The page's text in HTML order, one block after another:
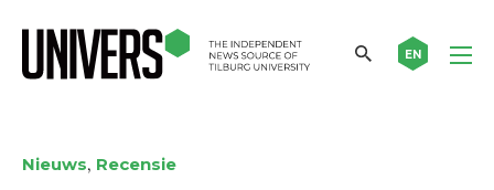
EN
Nieuws, Recensie